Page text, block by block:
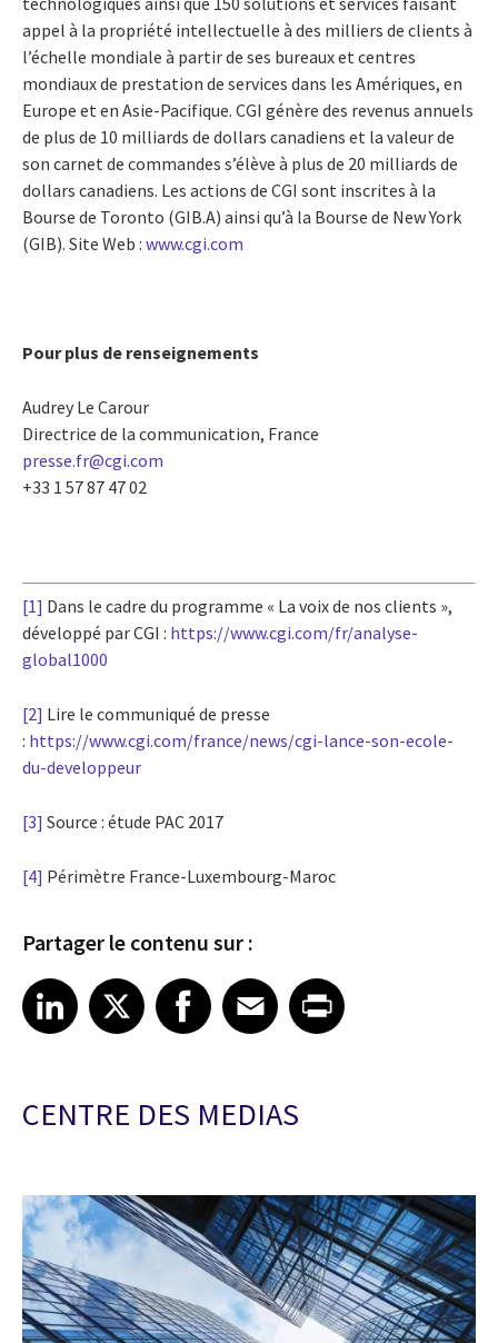
appel à la propriété intellectuelle à des milliers de clients à
l’échelle mondiale à partir de ses bureaux et centres
mondiaux de prestation de services dans les Amériques, en
Europe et en Asie-Pacifique. CGI génère des revenus annuels
de plus de 10 milliards de dollars canadiens et la valeur de
son carnet de commandes s’élève à plus de 20 milliards de
dollars canadiens. Les actions de CGI sont inscrites à la
Bourse de Toronto (GIB.A) ainsi qu’à la Bourse de New York
(GIB). Site Web : www.cgi.com
Pour plus de renseignements
Audrey Le Carour
Directrice de la communication, France
presse.fr@cgi.com
+33 1 57 87 47 02
[1] Dans le cadre du programme « La voix de nos clients »,
développé par CGI : https://www.cgi.com/fr/analyse-
global1000
[2] Lire le communiqué de presse
: https://www.cgi.com/france/news/cgi-lance-son-ecole-
du-developpeur
[3] Source : étude PAC 2017
[4] Périmètre France-Luxembourg-Maroc
Partager le contenu sur :
Share article on LinkedIn
LinkedIn
Share article on XShare article on Facebook
Facebook
Share article on Email
EmailShare article on Print
CENTRE DES MEDIAS